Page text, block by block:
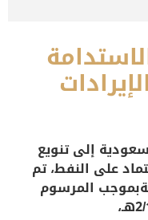
إلى تنويع
على النفط، تم
بموجب المرسوم